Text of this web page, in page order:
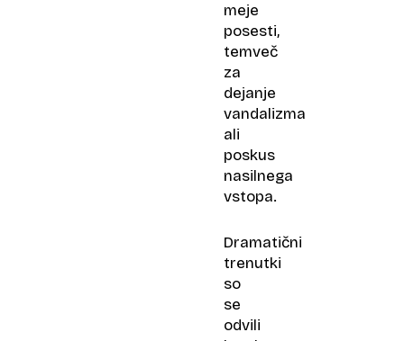
meje
posesti,
temveč
za
dejanje
vandalizma
ali
poskus
nasilnega
vstopa.
Dramatični
trenutki
so
se
odvili